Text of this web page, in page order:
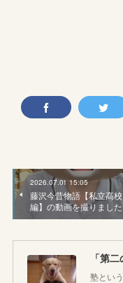
2026.07.01 15:05
藤沢今昔物語【私立高校
編】の動画を撮りました
塾とい